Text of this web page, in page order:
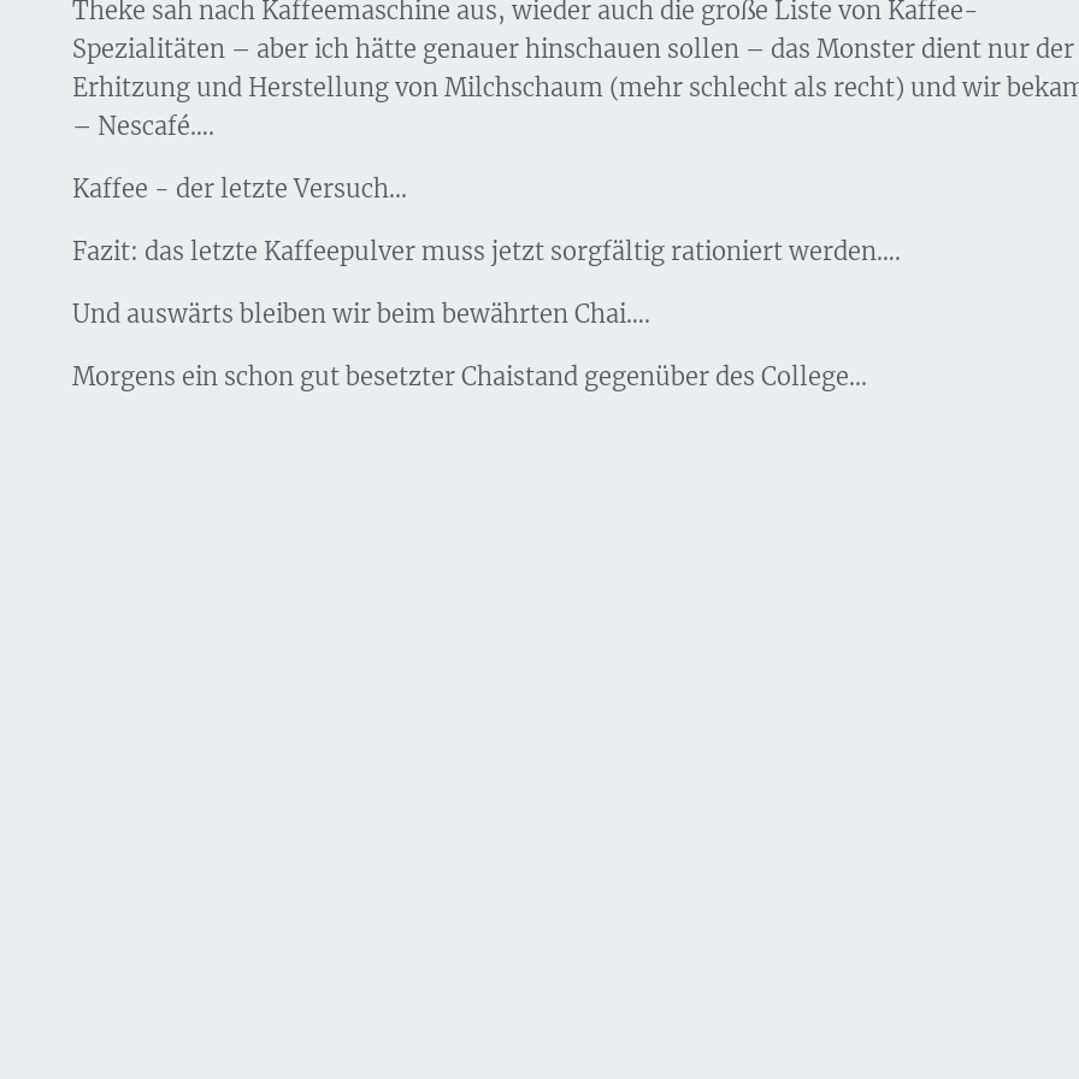
Theke sah nach Kaffeemaschine aus, wieder auch die große Liste von Kaffee-
Spezialitäten – aber ich hätte genauer hinschauen sollen – das Monster dient nur der
Erhitzung und Herstellung von Milchschaum (mehr schlecht als recht) und wir
– Nescafé….
Kaffee - der letzte Versuch...
Fazit: das letzte Kaffeepulver muss jetzt sorgfältig rationiert werden….
Und auswärts bleiben wir beim bewährten Chai….
Morgens ein schon gut besetzter Chaistand gegenüber des College...